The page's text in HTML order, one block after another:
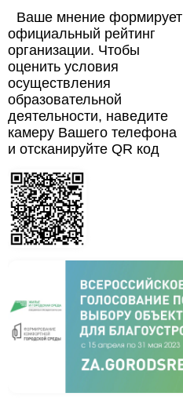
Ваше мнение формирует
официальный рейтинг
организации. Чтобы
оценить условия
осуществления
образовательной
деятельности, наведите
камеру Вашего телефона
и отсканируйте QR код